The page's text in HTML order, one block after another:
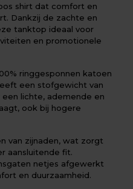
shirt dat comfort en
Dankzij de zachte en
tanktop ideaal voor
en promotionele
ringgesponnen katoen
een stofgewicht van
een lichte, ademende en
ook bij hogere
van zijnaden, wat zorgt
aansluitende fit.
netjes afgewerkt
en duurzaamheid.